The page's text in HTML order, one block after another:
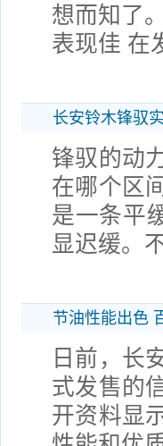
想而知了
表现佳 在
长安铃木锋驭
锋驭的动
在哪个区
是一条平
显迟缓。
节油性能出色
日前，长
式发售的
开资料显